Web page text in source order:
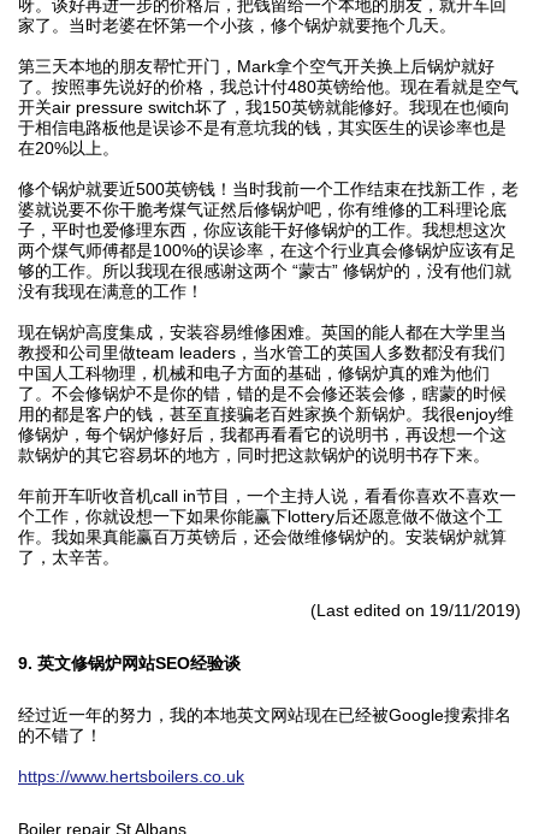
呀。谈好再进一步的价格后，把钱留给一个本地的朋友，就开车回
家了。当时老婆在怀第一个小孩，修个锅炉就要拖个几天。
第三天本地的朋友帮忙开门，Mark拿个空气开关换上后锅炉就好
了。按照事先说好的价格，我总计付480英镑给他。现在看就是空气
开关air pressure switch坏了，我150英镑就能修好。我现在也倾向
于相信电路板他是误诊不是有意坑我的钱，其实医生的误诊率也是
在20%以上。
修个锅炉就要近500英镑钱！当时我前一个工作结束在找新工作，老
婆就说要不你干脆考煤气证然后修锅炉吧，你有维修的工科理论底
子，平时也爱修理东西，你应该能干好修锅炉的工作。我想想这次
两个煤气师傅都是100%的误诊率，在这个行业真会修锅炉应该有足
够的工作。所以我现在很感谢这两个 “蒙古” 修锅炉的，没有他们就
没有我现在满意的工作！
现在锅炉高度集成，安装容易维修困难。英国的能人都在大学里当
教授和公司里做team leaders，当水管工的英国人多数都没有我们
中国人工科物理，机械和电子方面的基础，修锅炉真的难为他们
了。不会修锅炉不是你的错，错的是不会修还装会修，瞎蒙的时候
用的都是客户的钱，甚至直接骗老百姓家换个新锅炉。我很enjoy维
修锅炉，每个锅炉修好后，我都再看看它的说明书，再设想一个这
款锅炉的其它容易坏的地方，同时把这款锅炉的说明书存下来。
年前开车听收音机call in节目，一个主持人说，看看你喜欢不喜欢一
个工作，你就设想一下如果你能赢下lottery后还愿意做不做这个工
作。我如果真能赢百万英镑后，还会做维修锅炉的。安装锅炉就算
了，太辛苦。
(Last edited on 19/11/2019)
9. 英文修锅炉网站SEO经验谈
经过近一年的努力，我的本地英文网站现在已经被Google搜索排名
的不错了！
https://www.hertsboilers.co.uk
Boiler repair St Albans